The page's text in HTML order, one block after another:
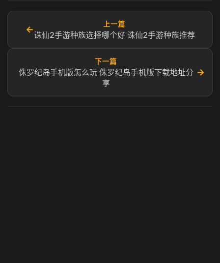
←
上一篇
诛仙2手游种族选择哪个好 诛仙2手游种族推荐
下一篇
侏罗纪岛手机版怎么玩 侏罗纪岛手机版下载地址分
享
→